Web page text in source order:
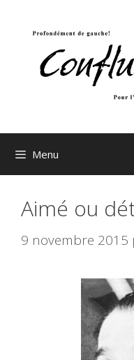
Menu
Aimé ou
9 novembre 2015